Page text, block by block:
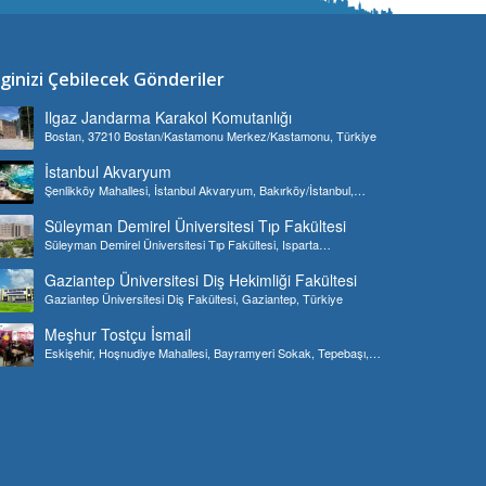
Çebilecek Gönderiler
Ilgaz Jandarma Karakol Komutanlığı
Bostan, 37210 Bostan/Kastamonu Merkez/Kastamonu, Türkiye
İstanbul Akvaryum
Şenlikköy Mahallesi, İstanbul Akvaryum, Bakırköy/İstanbul,
Süleyman Demirel Üniversitesi Tıp Fakültesi
Süleyman Demirel Üniversitesi Tıp Fakültesi, Isparta
Gaziantep Üniversitesi Diş Hekimliği Fakültesi
Gaziantep Üniversitesi Diş Fakültesi, Gaziantep, Türkiye
Meşhur Tostçu İsmail
Eskişehir, Hoşnudiye Mahallesi, Bayramyeri Sokak, Tepebaşı,